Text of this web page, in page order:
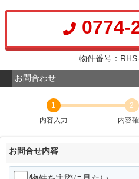
0774-
物件番号：
お問合わせ
1
内容入力
2
内容
お問合せ内容